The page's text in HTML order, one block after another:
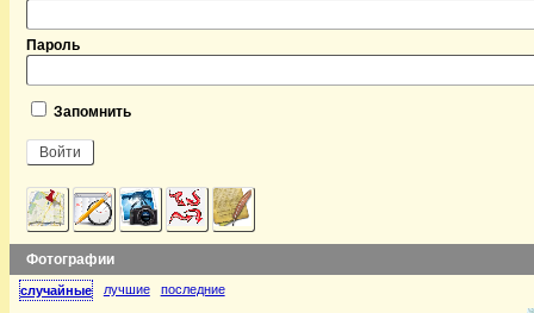
Пароль
Запомнить
Фотографии
случайные лучшие последние